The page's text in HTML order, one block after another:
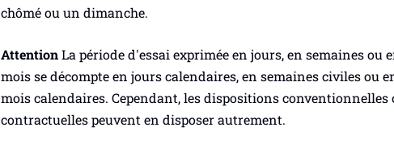
chômé ou un dimanche.
AttentionLa période d'essai exprimée en jours, en semaines ou
mois se décompte en jours calendaires, en semaines civiles ou
mois calendaires. Cependant, les dispositions conventionnelles
contractuelles peuvent en disposer autrement.